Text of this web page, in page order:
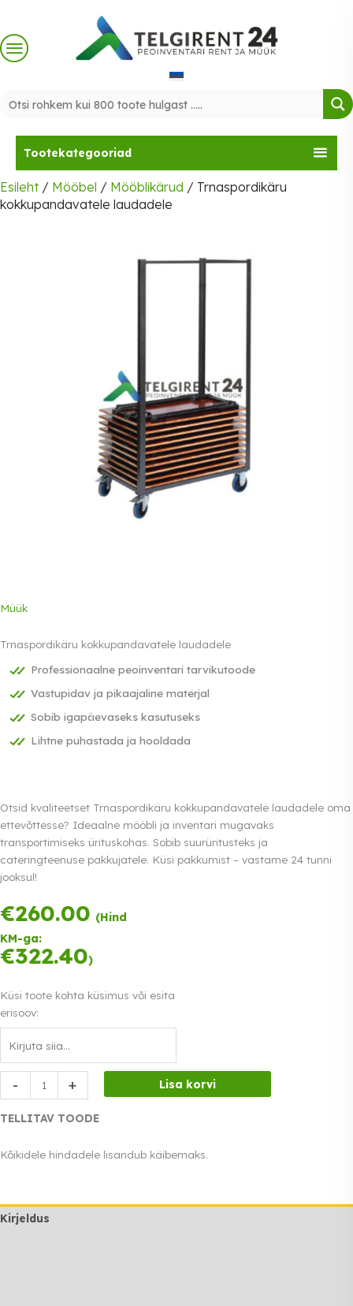
content
Tootekategooriad
Esileht/ Mööbel / Mööblikärud / Trnaspordikäru
kokkupandavatele laudadele
Müük
Trnaspordikäru kokkupandavatele laudadele
Professionaalne peoinventari tarvikutoode
Vastupidav ja pikaajaline materjal
Sobib igapäevaseks kasutuseks
Lihtne puhastada ja hooldada
Otsid kvaliteetset Trnaspordikäru kokkupandavatele laudadele oma
ettevõttesse? Ideaalne mööbli ja inventari mugavaks
transportimiseks ürituskohas. Sobib suurüritusteks ja
cateringteenuse pakkujatele. Küsi pakkumist – vastame 24 tunni
jooksul!
€260.00 (Hind
KM-ga:
€322.40)
Küsi toote kohta küsimus või esita
erisoov:
-
kokkupandavatele
laudadele
+ Lisa korvi
TELLITAV TOODE
Kõikidele hindadele lisandub käibemaks.
Kirjeldus